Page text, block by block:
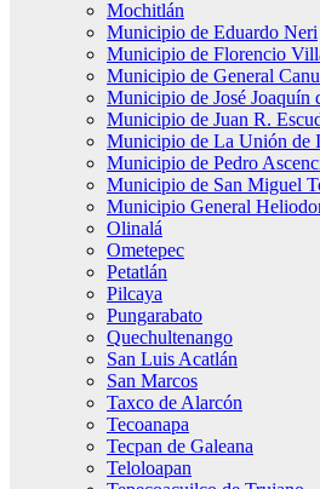
Mochitlán
Municipio de Eduardo Neri
Municipio de Florencio
Municipio de General
Municipio de José Joaquín
Municipio de Juan R.
Municipio de La Unión de
Municipio de Pedro
Municipio de San Miguel
Municipio General
Olinalá
Ometepec
Petatlán
Pilcaya
Pungarabato
Quechultenango
San Luis Acatlán
San Marcos
Taxco de Alarcón
Tecoanapa
Tecpan de Galeana
Teloloapan